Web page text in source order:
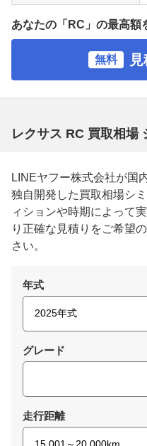
あなたの「RC」の最高額
無料
レクサス RC 買取相場
LINEヤフー株式会社が国
独自開発した買取相場シ
ィションや時期によって
り正確な見積りをご希望
さい。
年式
グレード
走行距離